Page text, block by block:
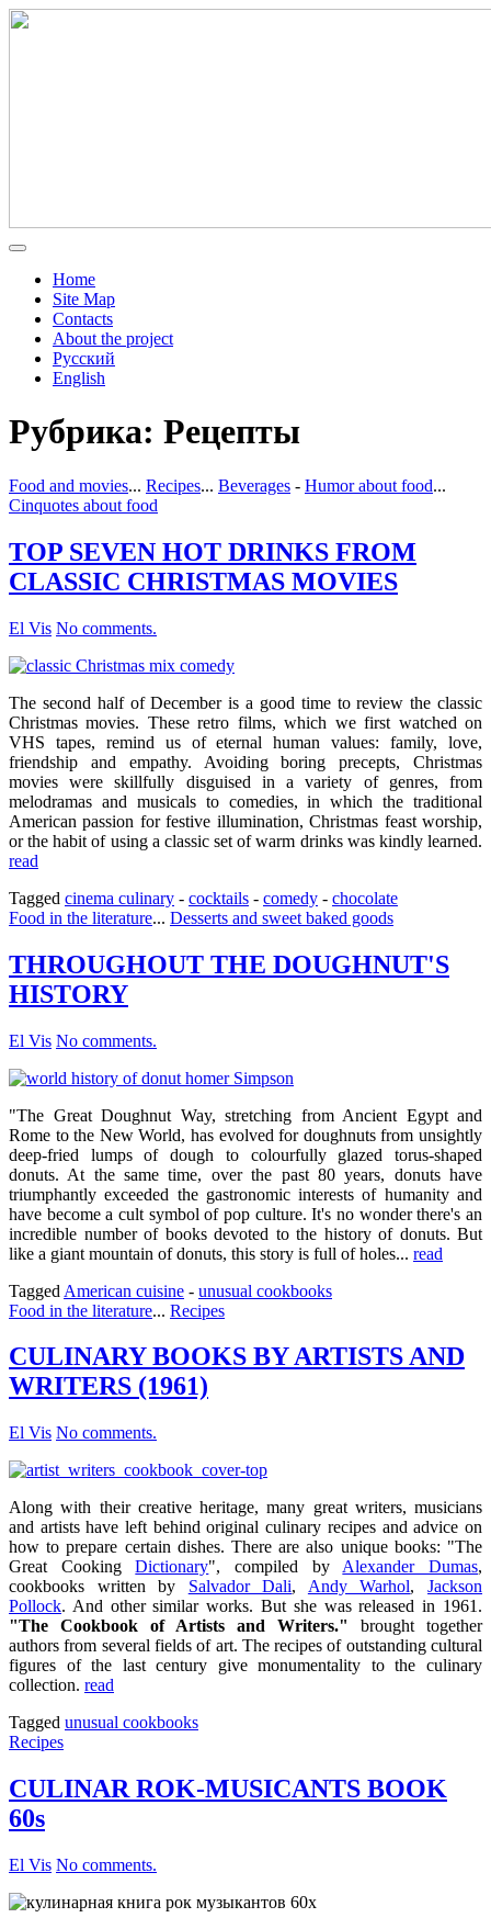
Home
Site Map
Contacts
About the project
Русский
English
Рубрика: Рецепты
Food and movies... Recipes... Beverages - Humor about food...
Cinquotes about food
TOP SEVEN HOT DRINKS FROM
CLASSIC CHRISTMAS MOVIES
El Vis No comments.
The second half of December is a good time to review the classic
Christmas movies. These retro films, which we first watched on
VHS tapes, remind us of eternal human values: family, love,
friendship and empathy. Avoiding boring precepts, Christmas
movies were skillfully disguised in a variety of genres, from
melodramas and musicals to comedies, in which the traditional
American passion for festive illumination, Christmas feast worship,
or the habit of using a classic set of warm drinks was kindly learned.
read
Tagged cinema culinary - cocktails - comedy - chocolate
Food in the literature... Desserts and sweet baked goods
THROUGHOUT THE DOUGHNUT'S
HISTORY
El Vis No comments.
"The Great Doughnut Way, stretching from Ancient Egypt and
Rome to the New World, has evolved for doughnuts from unsightly
deep-fried lumps of dough to colourfully glazed torus-shaped
donuts. At the same time, over the past 80 years, donuts have
triumphantly exceeded the gastronomic interests of humanity and
have become a cult symbol of pop culture. It's no wonder there's an
incredible number of books devoted to the history of donuts. But
like a giant mountain of donuts, this story is full of holes... read
Tagged American cuisine - unusual cookbooks
Food in the literature... Recipes
CULINARY BOOKS BY ARTISTS AND
WRITERS (1961)
El Vis No comments.
Along with their creative heritage, many great writers, musicians
and artists have left behind original culinary recipes and advice on
how to prepare certain dishes. There are also unique books: "The
Great CookingDictionary", compiled by Alexander Dumas,
cookbooks written by Salvador Dali, Andy Warhol,Jackson
Pollock. And other similar works. But she was released in 1961.
"The Cookbook of Artists and Writers."
brought together
authors from several fields of art. The recipes of outstanding cultural
figures of the last century give monumentality to the culinary
collection. read
Tagged unusual cookbooks
Recipes
CULINAR ROK-MUSICANTS BOOK
60s
El Vis No comments.